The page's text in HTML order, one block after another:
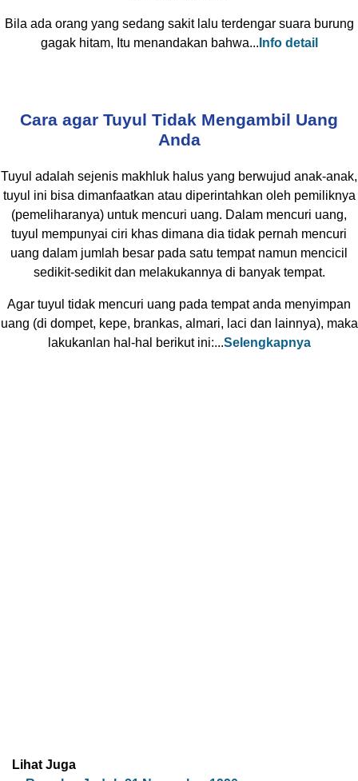
Bila ada orang yang sedang sakit lalu terdengar suara burung
gagak hitam, Itu menandakan bahwa... Info detail
Cara agar Tuyul Tidak Mengambil Uang
Anda
Tuyul adalah sejenis makhluk halus yang berwujud anak-anak,
tuyul ini bisa dimanfaatkan atau diperintahkan oleh pemiliknya
(pemeliharanya) untuk mencuri uang. Dalam mencuri uang,
tuyul mempunyai ciri khas dimana dia tidak pernah mencuri
uang dalam jumlah besar pada satu tempat namun mencicil
sedikit-sedikit dan melakukannya di banyak tempat.
Agar tuyul tidak mencuri uang pada tempat anda menyimpan
uang (di dompet, kepe, brankas, almari, laci dan lainnya), maka
lakukanlan hal-hal berikut ini:...Selengkapnya
Lihat Juga